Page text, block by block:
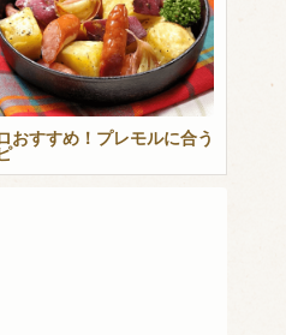
おすすめ！プレモルに合う